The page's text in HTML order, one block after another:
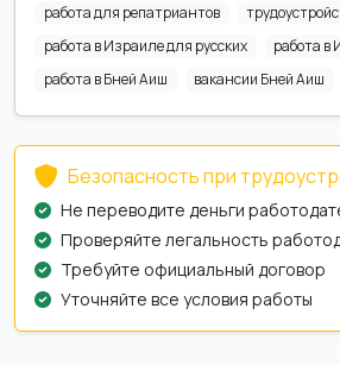
работа для репатриантов
работа в Израиле для русских
работа в
работа в Бней Аиш
вакансии Бней Аиш
Безопасность при
Не переводите деньги
Проверяйте легальность
Требуйте официальный договор
Уточняйте все условия работы